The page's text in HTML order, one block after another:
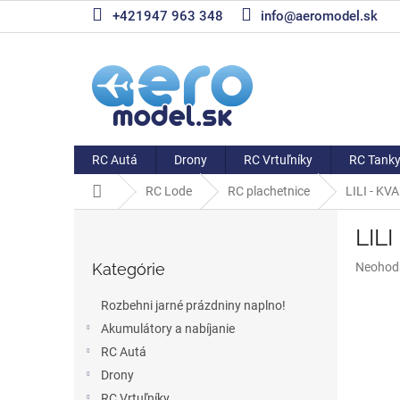
+421947 963 348 info@aeromodel.sk
RC Autá Drony RC Vrtuľníky RC Tanky
DomovRC Lode RC plachetnice LILI -
kategórie
Kategórie
Rozbehni jarné prázdniny naplno!
Akumulátory a nabíjanie
RC Autá
Drony